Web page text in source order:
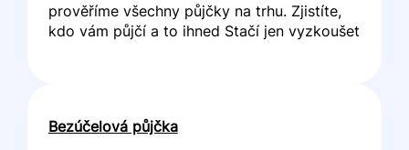
prověříme všechny půjčky na trhu. Zjistíte,
kdo vám půjčí a to ihned Stačí jen vyzkoušet
Bezúčelová půjčka